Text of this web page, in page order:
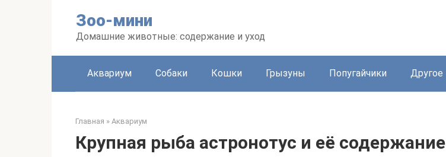
Зоо-мини
Домашние животные: содержание и уход
Аквариум Собаки Кошки Грызуны Попугайчики Другое
Главная » Аквариум
Крупная рыба астронотус и её содержание